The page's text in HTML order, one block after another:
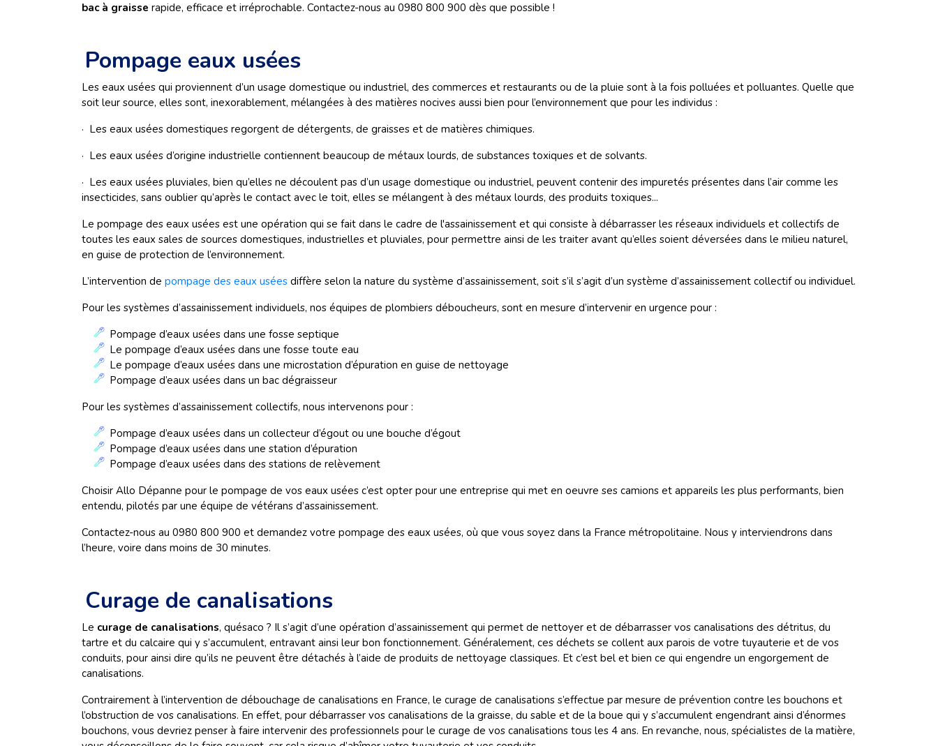
bac à graisse rapide, efficace et irréprochable. Contactez-nous au 0980 800 900 dès que possible !
Pompage eaux usées
Les eaux usées qui proviennent d’un usage domestique ou industriel, des commerces et restaurants ou de la pluie sont à la fois polluées et polluantes. Quelle que
soit leur source, elles sont, inexorablement, mélangées à des matières nocives aussi bien pour l’environnement que pour les individus :
· Les eaux usées domestiques regorgent de détergents, de graisses et de matières chimiques.
· Les eaux usées d’origine industrielle contiennent beaucoup de métaux lourds, de substances toxiques et de solvants.
· Les eaux usées pluviales, bien qu’elles ne découlent pas d’un usage domestique ou industriel, peuvent contenir des impuretés présentes dans l’air comme les
insecticides, sans oublier qu’après le contact avec le toit, elles se mélangent à des métaux lourds, des produits toxiques...
Le pompage des eaux usées est une opération qui se fait dans le cadre de l'assainissement et qui consiste à débarrasser les réseaux individuels et collectifs de
toutes les eaux sales de sources domestiques, industrielles et pluviales, pour permettre ainsi de les traiter avant qu’elles soient déversées dans le milieu naturel,
en guise de protection de l’environnement.
L’intervention de pompage des eaux usées diffère selon la nature du système d’assainissement, soit s’il s’agit d’un système d’assainissement collectif ou individuel.
Pour les systèmes d’assainissement individuels, nos équipes de plombiers déboucheurs, sont en mesure d’intervenir en urgence pour :
Pompage d’eaux usées dans une fosse septique
Le pompage d’eaux usées dans une fosse toute eau
Le pompage d’eaux usées dans une microstation d’épuration en guise de nettoyage
Pompage d’eaux usées dans un bac dégraisseur
Pour les systèmes d’assainissement collectifs, nous intervenons pour :
Pompage d’eaux usées dans un collecteur d’égout ou une bouche d’égout
Pompage d’eaux usées dans une station d’épuration
Pompage d’eaux usées dans des stations de relèvement
Choisir Allo Dépanne pour le pompage de vos eaux usées c’est opter pour une entreprise qui met en oeuvre ses camions et appareils les plus performants, bien
entendu, pilotés par une équipe de vétérans d’assainissement.
Contactez-nous au 0980 800 900 et demandez votre pompage des eaux usées, où que vous soyez dans la France métropolitaine. Nous y interviendrons dans
l’heure, voire dans moins de 30 minutes.
Curage de canalisations
Le curage de canalisations, quésaco ? Il s’agit d’une opération d’assainissement qui permet de nettoyer et de débarrasser vos canalisations des détritus, du
tartre et du calcaire qui y s’accumulent, entravant ainsi leur bon fonctionnement. Généralement, ces déchets se collent aux parois de votre tuyauterie et de vos
conduits, pour ainsi dire qu’ils ne peuvent être détachés à l’aide de produits de nettoyage classiques. Et c’est bel et bien ce qui engendre un engorgement de
canalisations.
Contrairement à l’intervention de débouchage de canalisations en France, le curage de canalisations s’effectue par mesure de prévention contre les bouchons et
l’obstruction de vos canalisations. En effet, pour débarrasser vos canalisations de la graisse, du sable et de la boue qui y s’accumulent engendrant ainsi d’énormes
bouchons, vous devriez penser à faire intervenir des professionnels pour le curage de vos canalisations tous les 4 ans. En revanche, nous, spécialistes de la matière,